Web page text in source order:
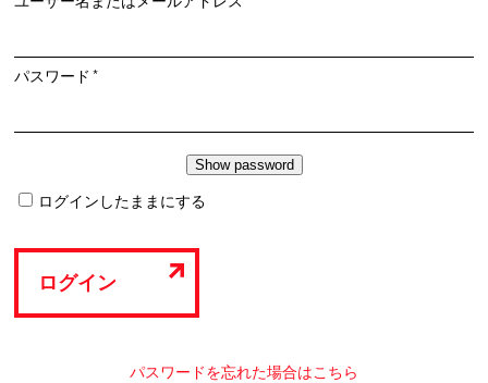
パスワード*必
ログインしたままにする
ログイン
パスワードを忘れた場合はこちら